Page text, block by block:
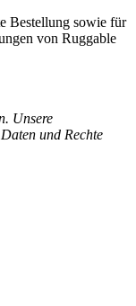
Bestellung sowie für
von Ruggable
Unsere
und Rechte